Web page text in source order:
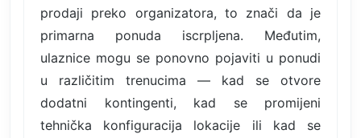
prodaji preko organizatora, to znači da je
primarna ponuda iscrpljena. Međutim,
ulaznice mogu se ponovno pojaviti u ponudi
u različitim trenucima — kad se otvore
dodatni kontingenti, kad se promijeni
tehnička konfiguracija lokacije ili kad se